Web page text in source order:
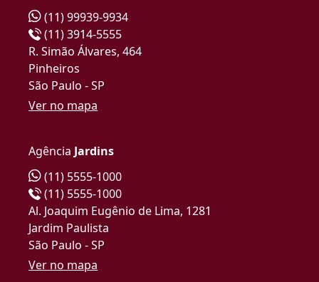
(11) 99939-9934
(11) 3914-5555
R. Simão Álvares, 464
Pinheiros
São Paulo - SP
Ver no mapa
Agência Jardins
(11) 5555-1000
(11) 5555-1000
Al. Joaquim Eugênio de Lima, 1281
Jardim Paulista
São Paulo - SP
Ver no mapa